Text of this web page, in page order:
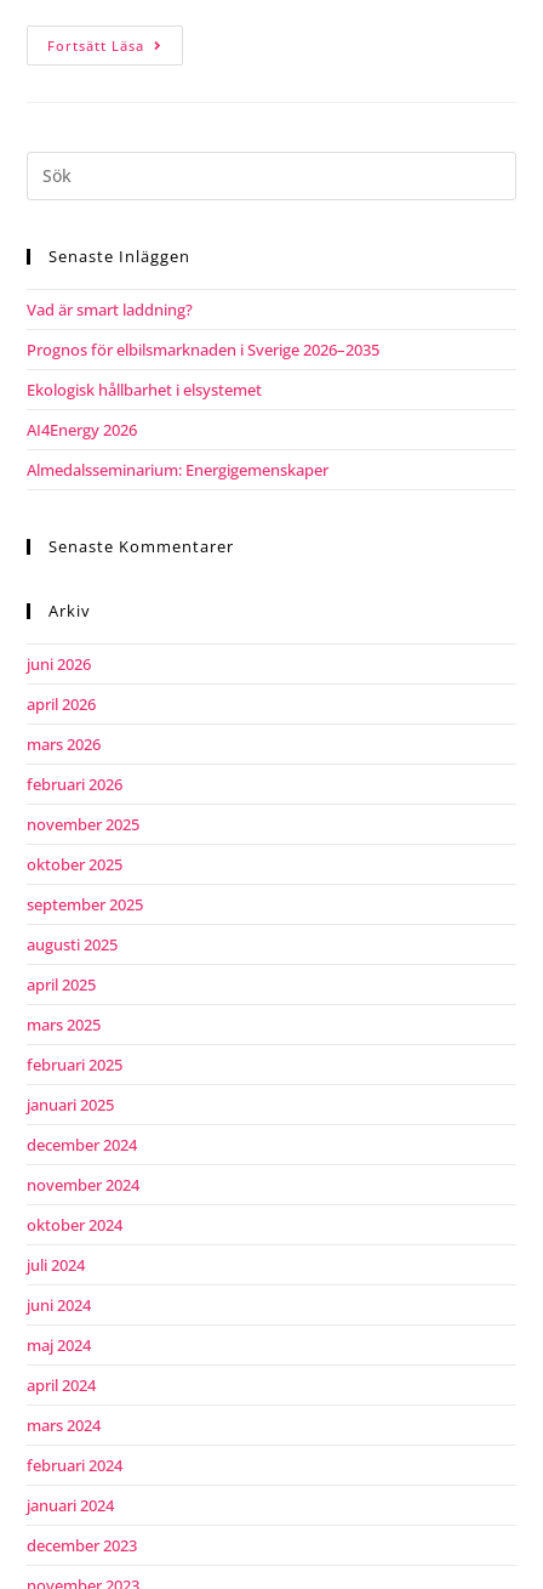
Fortsätt Läsa
Senaste Inläggen
Vad är smart laddning?
Prognos för elbilsmarknaden i Sverige 2026–2035
Ekologisk hållbarhet i elsystemet
AI4Energy 2026
Almedalsseminarium: Energigemenskaper
Senaste Kommentarer
Arkiv
juni 2026
april 2026
mars 2026
februari 2026
november 2025
oktober 2025
september 2025
augusti 2025
april 2025
mars 2025
februari 2025
januari 2025
december 2024
november 2024
oktober 2024
juli 2024
juni 2024
maj 2024
april 2024
mars 2024
februari 2024
januari 2024
december 2023